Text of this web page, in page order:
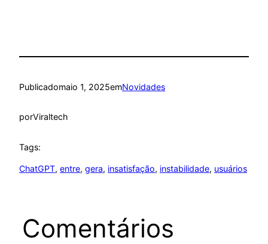
Publicadomaio 1, 2025emNovidades
porViraltech
Tags:
ChatGPT, entre, gera, insatisfação, instabilidade, usuários
Comentários